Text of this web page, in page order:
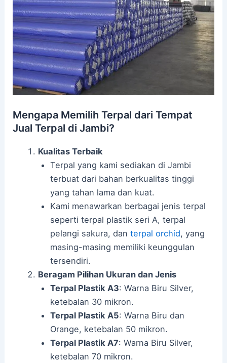
Mengapa Memilih Terpal dari Tempat
Jual Terpal di Jambi?
Kualitas Terbaik
Terpal yang kami sediakan di Jambi
terbuat dari bahan berkualitas tinggi
yang tahan lama dan kuat.
Kami menawarkan berbagai jenis terpal
seperti terpal plastik seri A, terpal
pelangi sakura, danterpal orchid, yang
masing-masing memiliki keunggulan
tersendiri.
Beragam Pilihan Ukuran dan Jenis
Terpal Plastik A3: Warna Biru Silver,
ketebalan 30 mikron.
Terpal Plastik A5: Warna Biru dan
Orange, ketebalan 50 mikron.
Terpal Plastik A7: Warna Biru Silver,
ketebalan 70 mikron.